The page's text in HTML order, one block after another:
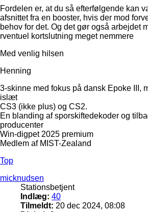
Fordelen er, at du så efterfølgende kan
afsnittet fra en booster, hvis der mod
behov for det. Og det gør også arbejdet
rventuel kortslutning meget nemmere
Med venlig hilsen
Henning
3-skinne med fokus på dansk Epoke III,
islæt
CS3 (ikke plus) og CS2.
En blanding af sporskiftedekoder og
producenter
Win-digpet 2025 premium
Medlem af MIST-Zealand
Top
micknudsen
Stationsbetjent
Indlæg: 40
Tilmeldt: 20 dec 2024, 08:08